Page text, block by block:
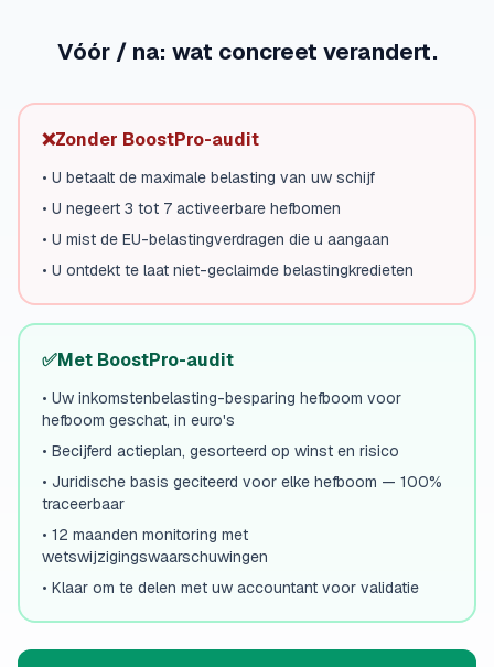
Vóór / na: wat concreet verandert.
❌Zonder BoostPro-audit
• U betaalt de maximale belasting van uw schijf
• U negeert 3 tot 7 activeerbare hefbomen
• U mist de EU-belastingverdragen die u aangaan
• U ontdekt te laat niet-geclaimde belastingkredieten
✅Met BoostPro-audit
• Uw inkomstenbelasting-besparing hefboom voor
hefboom geschat, in euro's
• Becijferd actieplan, gesorteerd op winst en risico
• Juridische basis geciteerd voor elke hefboom — 100%
traceerbaar
• 12 maanden monitoring met
wetswijzigingswaarschuwingen
• Klaar om te delen met uw accountant voor validatie